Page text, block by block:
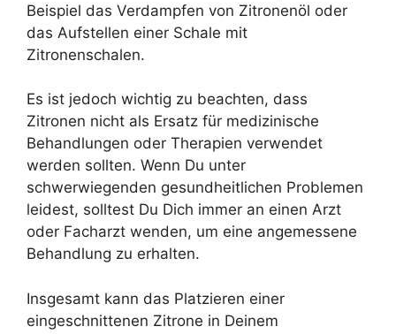
Beispiel das Verdampfen von Zitronenöl oder
das Aufstellen einer Schale mit
Zitronenschalen.
Es ist jedoch wichtig zu beachten, dass
Zitronen nicht als Ersatz für medizinische
Behandlungen oder Therapien verwendet
werden sollten. Wenn Du unter
schwerwiegenden gesundheitlichen Problemen
leidest, solltest Du Dich immer an einen Arzt
oder Facharzt wenden, um eine angemessene
Behandlung zu erhalten.
Insgesamt kann das Platzieren einer
eingeschnittenen Zitrone in Deinem